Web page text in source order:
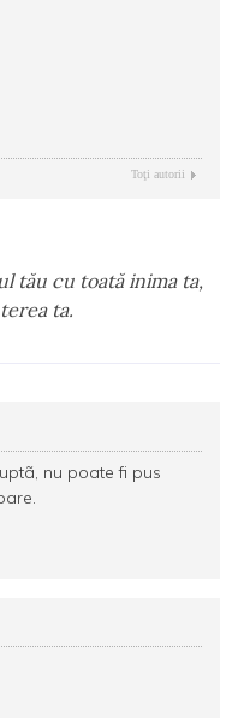
Toţi autorii
tău cu toată inima ta,
ta.
nu poate fi pus